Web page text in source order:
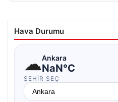
Hava Durumu
☁Ankara
NaN°C
ŞEHIR SEÇ